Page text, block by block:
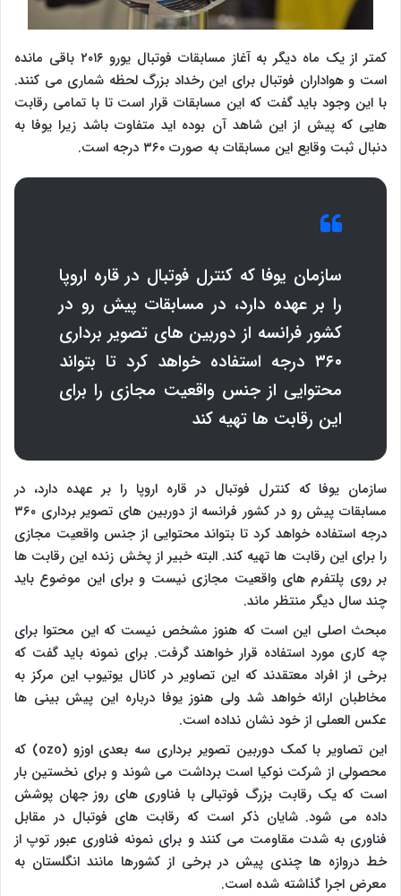
کمتر از یک ماه دیگر به آغاز مسابقات فوتبال یورو ۲۰۱۶ باقی مانده
است و هواداران فوتبال برای این رخداد بزرگ لحظه شماری می کنند.
با این وجود باید گفت که این مسابقات قرار است تا با تمامی رقابت
هایی که پیش از این شاهد آن بوده اید متفاوت باشد زیرا یوفا به
دنبال ثبت وقایع این مسابقات به صورت ۳۶۰ درجه است.
سازمان یوفا که کنترل فوتبال در قاره اروپا
را بر عهده دارد، در مسابقات پیش رو در
کشور فرانسه از دوربین های تصویر برداری
۳۶۰ درجه استفاده خواهد کرد تا بتواند
محتوایی از جنس واقعیت مجازی را برای
این رقابت ها تهیه کند
سازمان یوفا که کنترل فوتبال در قاره اروپا را بر عهده دارد، در
مسابقات پیش رو در کشور فرانسه از دوربین های تصویر برداری ۳۶۰
درجه استفاده خواهد کرد تا بتواند محتوایی از جنس واقعیت مجازی
را برای این رقابت ها تهیه کند. البته خبیر از پخش زنده این رقابت ها
بر روی پلتفرم های واقعیت مجازی نیست و برای این موضوع باید
چند سال دیگر منتظر ماند.
مبحث اصلی این است که هنوز مشخص نیست که این محتوا برای
چه کاری مورد استفاده قرار خواهند گرفت. برای نمونه باید گفت که
برخی از افراد معتقدند که این تصاویر در کانال یوتیوب این مرکز به
مخاطبان ارائه خواهد شد ولی هنوز یوفا درباره این پیش بینی ها
عکس العملی از خود نشان نداده است.
این تصاویر با کمک دوربین تصویر برداری سه بعدی اوزو (ozo) که
محصولی از شرکت نوکیا است برداشت می شوند و برای نخستین بار
است که یک رقابت بزرگ فوتبالی با فناوری های روز جهان پوشش
داده می شود. شایان ذکر است که رقابت های فوتبال در مقابل
فناوری به شدت مقاومت می کنند و برای نمونه فناوری عبور توپ از
خط دروازه ها چندی پیش در برخی از کشورها مانند انگلستان به
معرض اجرا گذاشته شده است.